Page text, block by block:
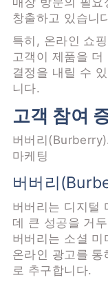
창출하고 있습니
특히, 온라인 쇼
고객이 제품을 더
결정을 내릴 수
니다.
고객 참여
버버리
마케팅
버버리
버버리는 디지털
데 큰 성공을 거
버버리는 소셜
온라인 광고를 통
로 추구합니다.